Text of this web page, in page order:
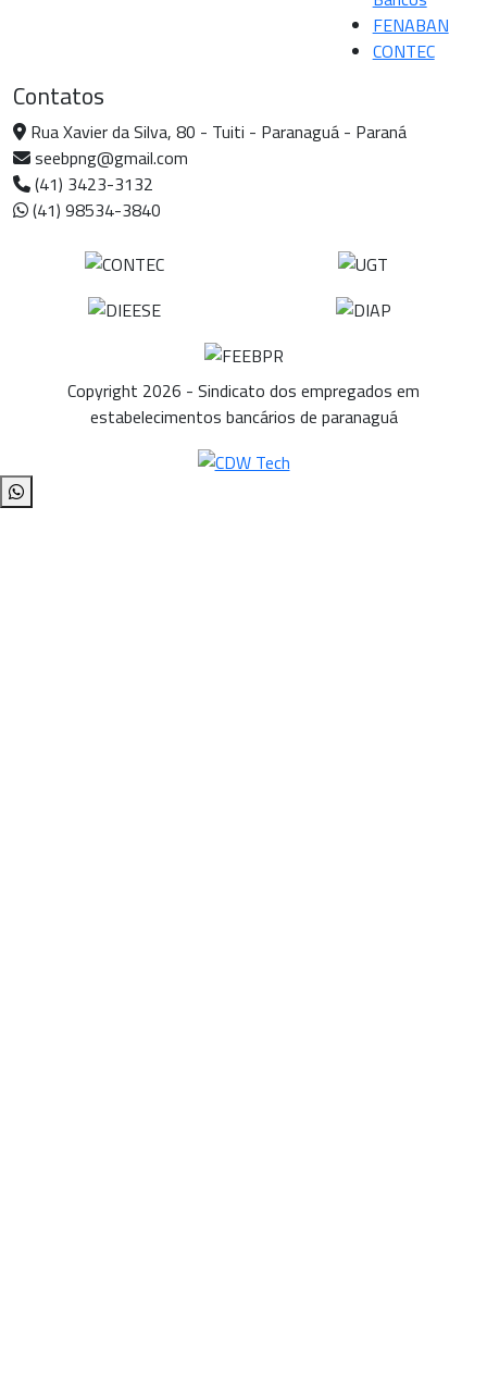
FENABAN
CONTEC
Contatos
Rua Xavier da Silva, 80 - Tuiti - Paranaguá - Paraná
seebpng@gmail.com
(41) 3423-3132
(41) 98534-3840
Copyright 2026 - Sindicato dos empregados em
estabelecimentos bancários de paranaguá